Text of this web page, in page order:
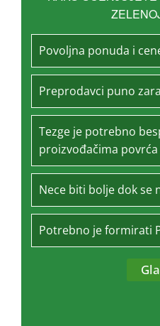
Povoljna ponuda i
Preprodavci puno
Tezge je potrebno
proizvođačima povrća
Nece biti bolje dok se
Potrebno je formirati